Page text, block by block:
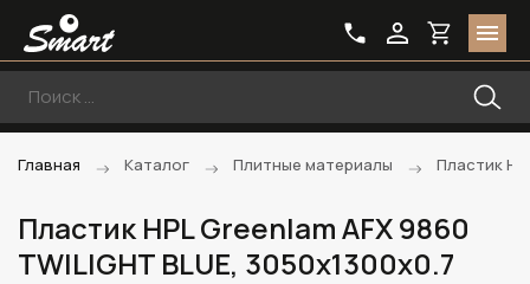
Главная Каталог Плитные материалы Пластик
Пластик HPL Greenlam AFX 9860
TWILIGHT BLUE, 3050х1300х0.7